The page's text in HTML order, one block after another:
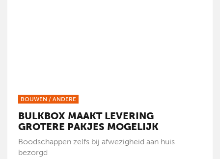
BOUWEN / ANDERE
BULKBOX MAAKT LEVERING
GROTERE PAKJES MOGELIJK
Boodschappen zelfs bij afwezigheid aan huis
bezorgd